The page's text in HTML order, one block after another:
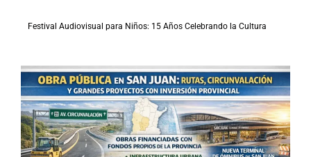
Festival Audiovisual para Niños: 15 Años Celebrando la Cultura